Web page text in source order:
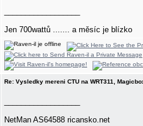
Jen 700wattů ....... a měsíc je blízko
Re: Vysledky mereni CTU na WRT311,
NetMan AS64588 ricansko.net